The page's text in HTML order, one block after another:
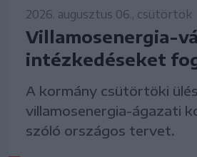
2026. augusztus 06., csütörtök
Villamosenergia-
intézkedéseket
A kormány csütörtöki
villamosenergia-ágazati
szóló országos tervet.